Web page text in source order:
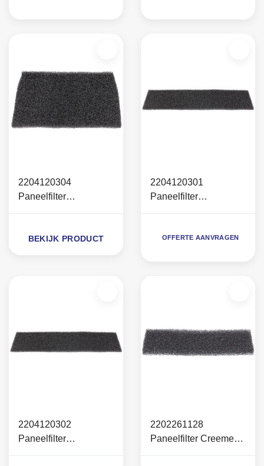
2204120304
Paneelfilter
BEKIJK PRODUCT
2204120301
Paneelfilter
OFFERTE AANVRAGEN
2204120302
Paneelfilter
2202261128
Paneelfilter Creemers